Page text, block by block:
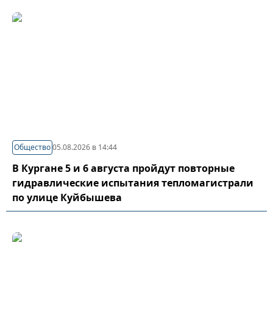
Общество05.08.2026 в 14:44
В Кургане 5 и 6 августа пройдут повторные
гидравлические испытания тепломагистрали
по улице Куйбышева